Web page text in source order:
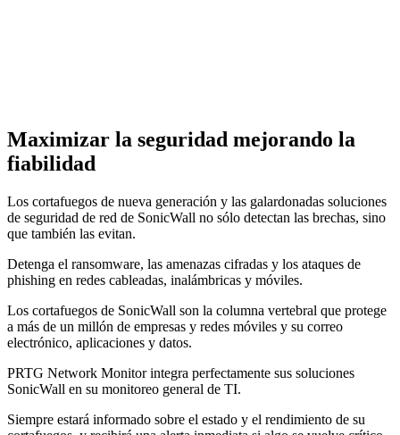
Maximizar la seguridad mejorando la
fiabilidad
Los cortafuegos de nueva generación y las galardonadas soluciones
de seguridad de red de SonicWall no sólo detectan las brechas, sino
que también las evitan.
Detenga el ransomware, las amenazas cifradas y los ataques de
phishing en redes cableadas, inalámbricas y móviles.
Los cortafuegos de SonicWall son la columna vertebral que protege
a más de un millón de empresas y redes móviles y su correo
electrónico, aplicaciones y datos.
PRTG Network Monitor integra perfectamente sus soluciones
SonicWall en su monitoreo general de TI.
Siempre estará informado sobre el estado y el rendimiento de su